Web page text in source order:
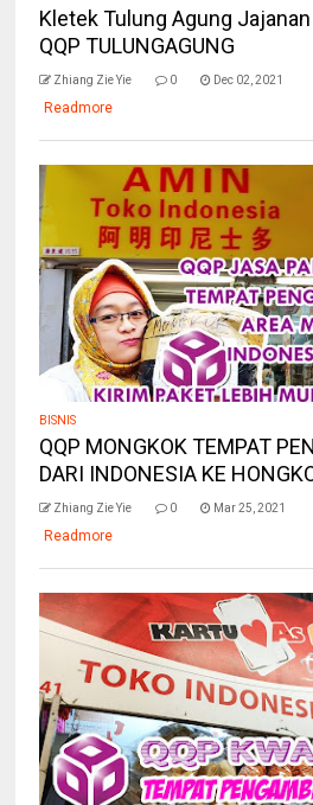
Kletek Tulung Agung
QQP TULUNGAGUNG
Zhiang Zie Yie 0 Dec 02, 2021
Readmore
BISNIS
QQP MONGKOK TEMPAT
DARI INDONESIA KE
Zhiang Zie Yie 0 Mar 25, 2021
Readmore